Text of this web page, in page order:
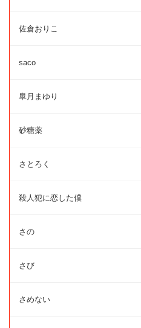
佐倉おりこ
saco
皐月まゆり
砂糖薬
さとろく
殺人犯に恋した僕
さの
さび
さめない